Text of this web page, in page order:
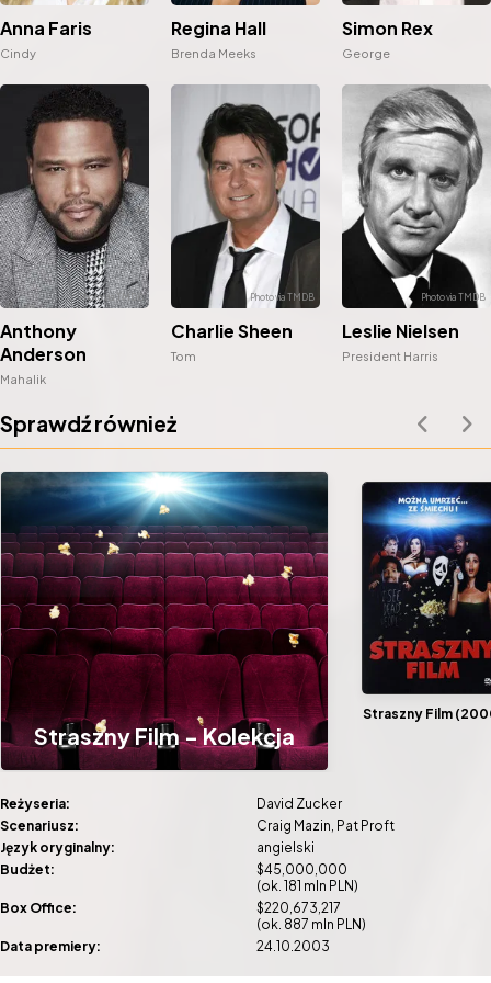
Anna Faris
Cindy
Regina Hall
Brenda Meeks
Simon Rex
George
Anthony
Anderson
Mahalik
Charlie Sheen
Tom
Leslie Nielsen
President Harris
Sprawdź również
Straszny Film - Kolekcja
Straszny Film
Reżyseria:
David Zucker
Scenariusz:
Craig Mazin Pat Proft
Język oryginalny:
angielski
Budżet:
$45,000,000
(ok. 181 mln PLN)
Box Office:
$220,673,217
(ok. 887 mln PLN)
Data premiery:
24.10.2003